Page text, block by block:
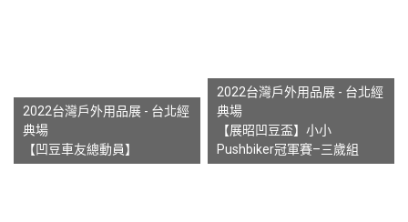
2022台灣戶外用品展 - 台北經
典場
【凹豆車友總動員】
2022台灣戶外用品展 - 台北經
典場
【展昭凹豆盃】小小
Pushbiker冠軍賽–三歲組